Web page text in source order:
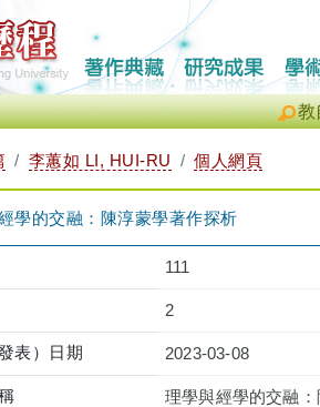
教
李蕙如 LI, HUI-RU 個人網頁
學的交融：陳淳蒙學著作探析
111
2
表）日期 2023-03-08
理學與經學的交融